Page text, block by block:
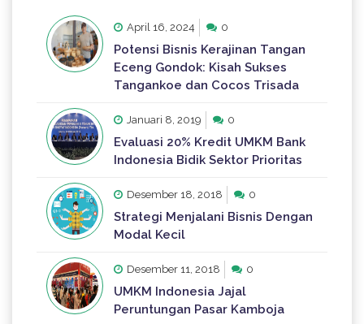
April 16, 2024 0
Potensi Bisnis Kerajinan Tangan
Eceng Gondok: Kisah Sukses
Tangankoe dan Cocos Trisada
Januari 8, 2019 0
Evaluasi 20% Kredit UMKM Bank
Indonesia Bidik Sektor Prioritas
Desember 18, 2018 0
Strategi Menjalani Bisnis Dengan
Modal Kecil
Desember 11, 2018 0
UMKM Indonesia Jajal
Peruntungan Pasar Kamboja